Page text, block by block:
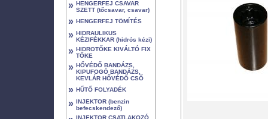
» HENGERFEJ CSAVAR
SZETT (tőcsavar, csavar)
» HENGERFEJ TÖMÍTÉS
» HIDRAULIKUS
KÉZIFÉKKAR (hidrós kézi)
» HIDROTŐKE KIVÁLTÓ FIX
TŐKE
» HŐVÉDŐ BANDÁZS,
KIPUFOGÓ BANDÁZS,
KEVLÁR HŐVÉDŐ CSŐ
» HŰTŐ FOLYADÉK
» INJEKTOR (benzin
befecskendező)
INJEKTOR CSATLAKOZÓ